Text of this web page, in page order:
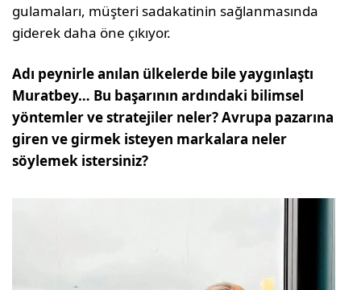
gulamaları, müşteri sadakatinin sağlanmasında
giderek daha öne çıkıyor.
Adı peynirle anılan ülkelerde bile yaygın­laştı
Muratbey… Bu başarının ardındaki bilimsel
yöntemler ve stratejiler neler? Av­rupa pazarına
giren ve girmek isteyen mar­kalara neler
söylemek istersiniz?